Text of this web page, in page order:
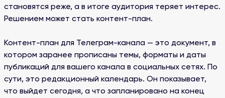
становятся реже, а в итоге аудитория теряет интерес.
Решением может стать контент-план.
Контент-план для Телеграм-канала — это документ, в
котором заранее прописаны темы, форматы и даты
публикаций для вашего канала в социальных сетях. По
сути, это редакционный календарь. Он показывает,
что выйдет сегодня, а что запланировано на конец